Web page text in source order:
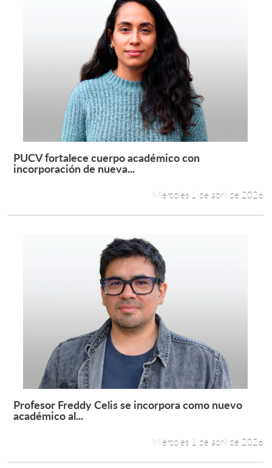
Leer más +
PUCV fortalece cuerpo académico con
incorporación de nueva...
Miércoles 1 de abril de 2026
Leer más +
Profesor Freddy Celis se incorpora como nuevo
académico al...
Miércoles 1 de abril de 2026